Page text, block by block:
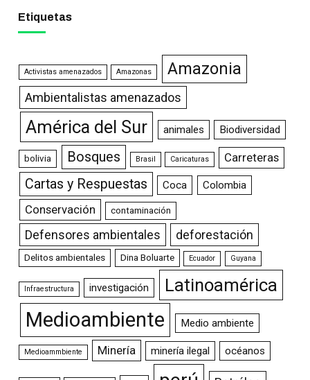
Etiquetas
Activistas amenazados Amazonas Amazonia
Ambientalistas amenazados
América del Sur animales Biodiversidad
bolivia Bosques Brasil Caricaturas Carreteras
Cartas y Respuestas Coca Colombia
Conservación contaminación
Defensores ambientales deforestación
Delitos ambientales Dina Boluarte Ecuador Guyana
Infraestructura investigación Latinoamérica
Medioambiente Medio ambiente
Medioammbiente Minería minería ilegal océanos